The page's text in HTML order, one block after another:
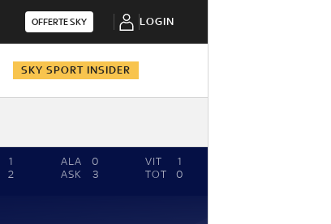
OFFERTE SKY LOGIN
SKY SPORT INSIDER
1
2
ALA
0
ASK
3
VIT
1
TOT
0